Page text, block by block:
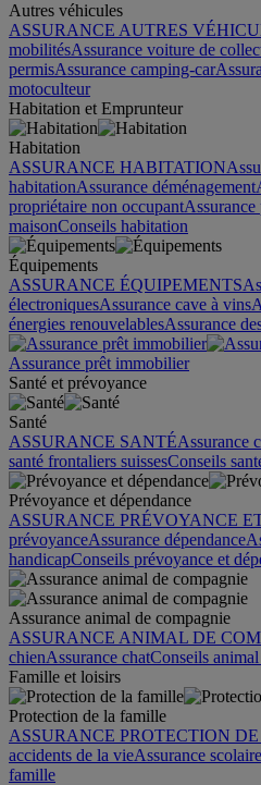
Autres véhicules
ASSURANCE AUTRES
mobilitésAssurance voiture de
permisAssurance camping-car
motoculteur
Habitation et Emprunteur
Habitation
ASSURANCE HABITATION
habitationAssurance déménagement
propriétaire non occupant
maisonConseils habitation
Équipements
ASSURANCE ÉQUIPEMENTS
électroniquesAssurance cave à vins
énergies renouvelablesAssurance
Assurance prêt immobilier
Santé et prévoyance
Santé
ASSURANCE SANTÉAssurance
santé frontaliers suissesConseils
Prévoyance et dépendance
ASSURANCE PRÉVOYANCE
prévoyanceAssurance dépendance
handicapConseils prévoyance et
Assurance animal de compagnie
ASSURANCE ANIMAL DE
chienAssurance chatConseils
Famille et loisirs
Protection de la famille
ASSURANCE PROTECTION
accidents de la vieAssurance scolaire
famille